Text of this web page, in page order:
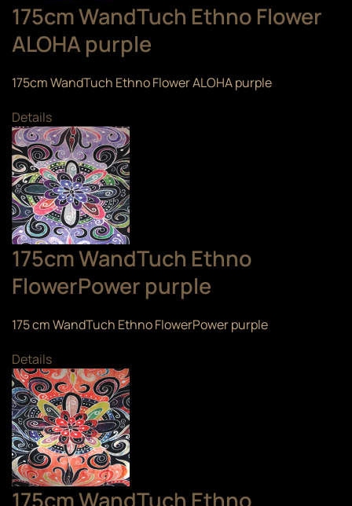
175cm WandTuch Ethno Flower
ALOHA purple
175cm WandTuch Ethno Flower ALOHA purple
Details
175cm WandTuch Ethno
FlowerPower purple
175 cm WandTuch Ethno FlowerPower purple
Details
175cm WandTuch Ethno